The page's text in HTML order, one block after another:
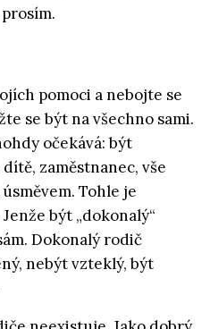
pomoci a nebojte se
se být na všechno sami.
očekává: být
zaměstnanec, vše
Tohle je
být „dokonalý“
Dokonalý rodič
nebýt vzteklý, být